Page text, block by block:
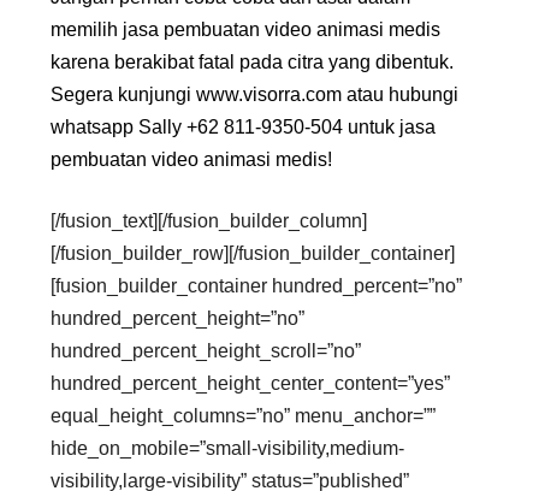
memilih jasa pembuatan video animasi medis
karena berakibat fatal pada citra yang dibentuk.
Segera kunjungi www.visorra.comatau hubungi
whatsapp Sally +62 811-9350-504 untuk jasa
pembuatan video animasi medis!
[/fusion_text][/fusion_builder_column]
[/fusion_builder_row][/fusion_builder_container]
[fusion_builder_container hundred_percent=”no”
hundred_percent_height=”no”
hundred_percent_height_scroll=”no”
hundred_percent_height_center_content=”yes”
equal_height_columns=”no” menu_anchor=””
hide_on_mobile=”small-visibility,medium-
visibility,large-visibility” status=”published”